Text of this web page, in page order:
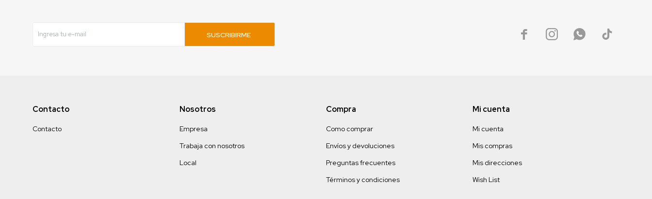
SUSCRIBIRME    
Contacto
Contacto
Nosotros
Empresa
Trabaja con nosotros
Local
Compra
Como comprar
Envíos y devoluciones
Preguntas frecuentes
Términos y condiciones
Mi cuenta
Mi cuenta
Mis compras
Mis direcciones
Wish List